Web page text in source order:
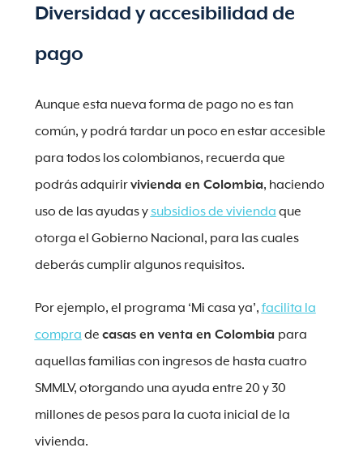
Diversidad y accesibilidad de
pago
Aunque esta nueva forma de pago no es tan
común, y podrá tardar un poco en estar accesible
para todos los colombianos, recuerda que
podrás adquirirvivienda en Colombia, haciendo
uso de las ayudas ysubsidios de vivienda que
otorga el Gobierno Nacional, para las cuales
deberás cumplir algunos requisitos.
Por ejemplo, el programa ‘Mi casa ya’, facilita la
compra de casas en venta en Colombia para
aquellas familias con ingresos de hasta cuatro
SMMLV, otorgando una ayuda entre 20 y 30
millones de pesos para la cuota inicial de la
vivienda.